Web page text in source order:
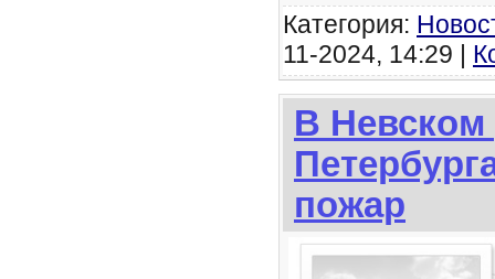
Категория:
11-2024, 14:29 |
В Невском
пожар